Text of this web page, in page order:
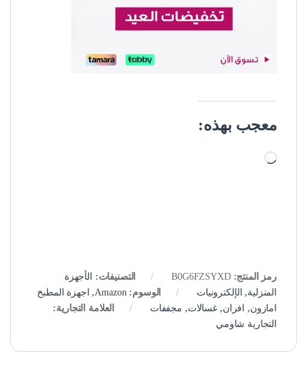
معجب بهذه:
جاري التحميل…
رمز المنتج:B0G6FZSYXD التصنيفات:
الأجهزة
المنزلية, الإلكترونيات الوسوم:Amazon
, اجهزة المطبخ
امازون, افران, غسالات, مجففات
العلامة التجارية:
التجارية شاومي